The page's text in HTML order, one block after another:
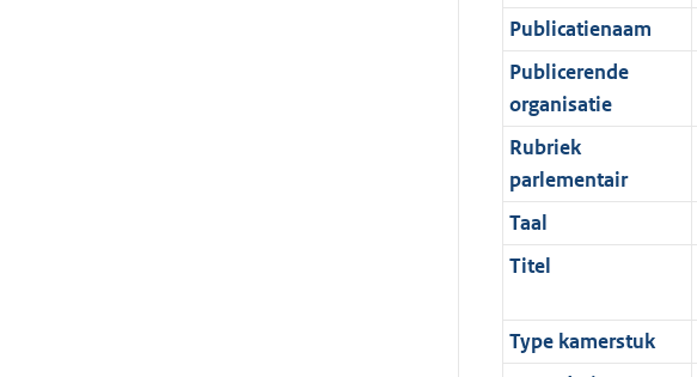
Publicatienaam
Publicerende
organisatie
Rubriek
parlementair
Taal
Titel
Type kamerstuk